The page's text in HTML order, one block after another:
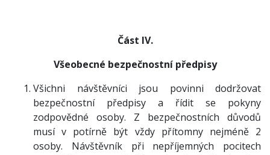
Část IV.
Všeobecné bezpečnostní předpisy
Všichni návštěvníci jsou povinni dodržovat
bezpečnostní předpisy a řídit se pokyny
zodpovědné osoby. Z bezpečnostních důvodů
musí v potírně být vždy přítomny nejméně 2
osoby. Návštěvník při nepříjemných pocitech